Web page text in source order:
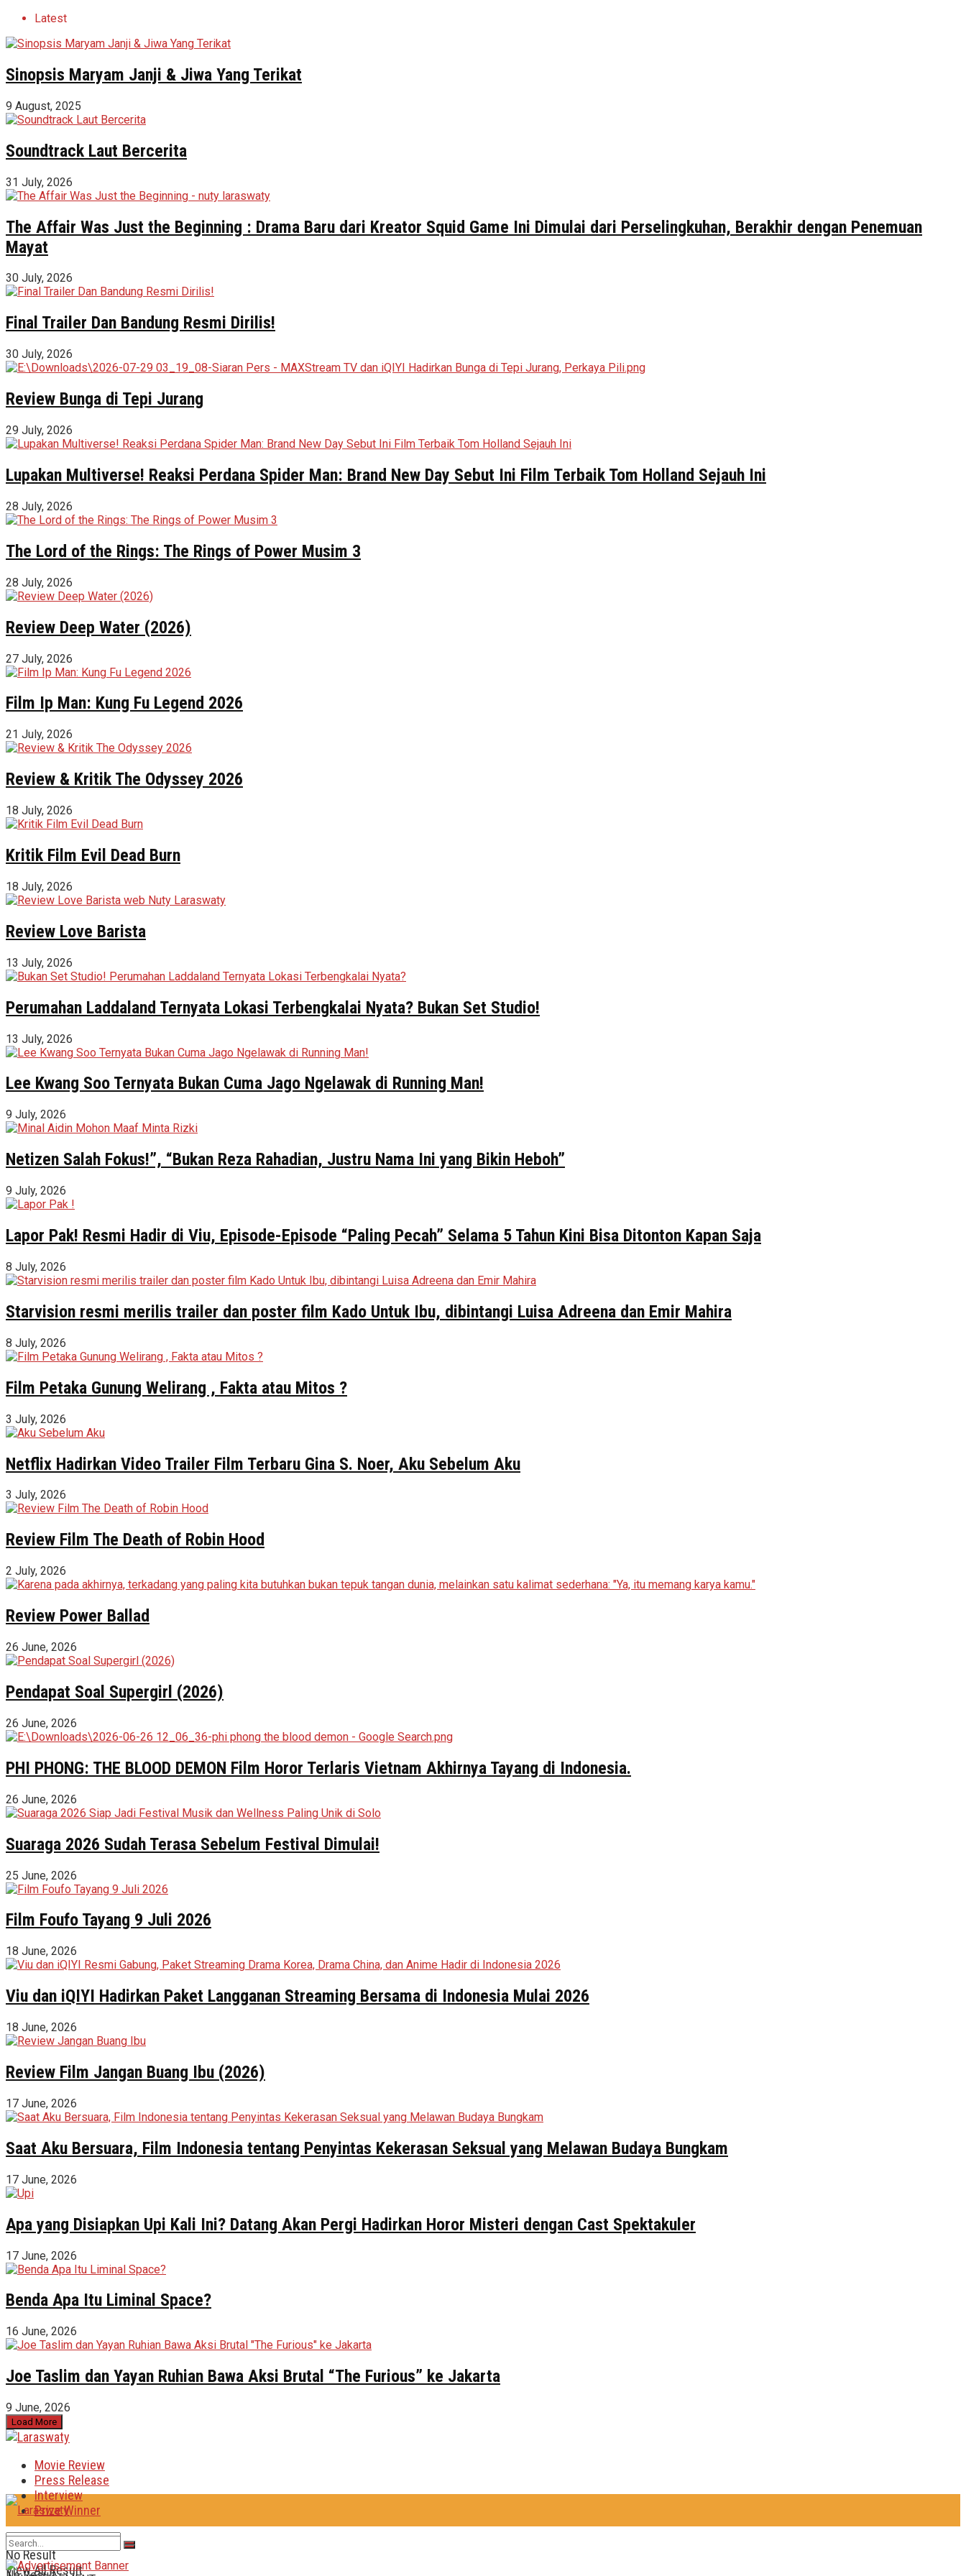
Latest
Sinopsis Maryam Janji & Jiwa Yang Terikat
9 August, 2025
Soundtrack Laut Bercerita
31 July, 2026
The Affair Was Just the Beginning : Drama Baru dari Kreator Squid Game Ini Dimulai dari Perselingkuhan, Berakhir dengan Penemuan
Mayat
30 July, 2026
Final Trailer Dan Bandung Resmi Dirilis!
30 July, 2026
Review Bunga di Tepi Jurang
29 July, 2026
Lupakan Multiverse! Reaksi Perdana Spider Man: Brand New Day Sebut Ini Film Terbaik Tom Holland Sejauh Ini
28 July, 2026
The Lord of the Rings: The Rings of Power Musim 3
28 July, 2026
Review Deep Water (2026)
27 July, 2026
Film Ip Man: Kung Fu Legend 2026
21 July, 2026
Review & Kritik The Odyssey 2026
18 July, 2026
Kritik Film Evil Dead Burn
18 July, 2026
Review Love Barista
13 July, 2026
Perumahan Laddaland Ternyata Lokasi Terbengkalai Nyata? Bukan Set Studio!
13 July, 2026
Lee Kwang Soo Ternyata Bukan Cuma Jago Ngelawak di Running Man!
9 July, 2026
Netizen Salah Fokus!”, “Bukan Reza Rahadian, Justru Nama Ini yang Bikin Heboh”
9 July, 2026
Lapor Pak! Resmi Hadir di Viu, Episode-Episode “Paling Pecah” Selama 5 Tahun Kini Bisa Ditonton Kapan Saja
8 July, 2026
Starvision resmi merilis trailer dan poster film Kado Untuk Ibu, dibintangi Luisa Adreena dan Emir Mahira
8 July, 2026
Film Petaka Gunung Welirang , Fakta atau Mitos ?
3 July, 2026
Netflix Hadirkan Video Trailer Film Terbaru Gina S. Noer, Aku Sebelum Aku
3 July, 2026
Review Film The Death of Robin Hood
2 July, 2026
Review Power Ballad
26 June, 2026
Pendapat Soal Supergirl (2026)
26 June, 2026
PHI PHONG: THE BLOOD DEMON Film Horor Terlaris Vietnam Akhirnya Tayang di Indonesia.
26 June, 2026
Suaraga 2026 Sudah Terasa Sebelum Festival Dimulai!
25 June, 2026
Film Foufo Tayang 9 Juli 2026
18 June, 2026
Viu dan iQIYI Hadirkan Paket Langganan Streaming Bersama di Indonesia Mulai 2026
18 June, 2026
Review Film Jangan Buang Ibu (2026)
17 June, 2026
Saat Aku Bersuara, Film Indonesia tentang Penyintas Kekerasan Seksual yang Melawan Budaya Bungkam
17 June, 2026
Apa yang Disiapkan Upi Kali Ini? Datang Akan Pergi Hadirkan Horor Misteri dengan Cast Spektakuler
17 June, 2026
Benda Apa Itu Liminal Space?
16 June, 2026
Joe Taslim dan Yayan Ruhian Bawa Aksi Brutal “The Furious” ke Jakarta
9 June, 2026
Load More
Movie Review
Press Release
Interview
Prize Winner
No Result
View All Result